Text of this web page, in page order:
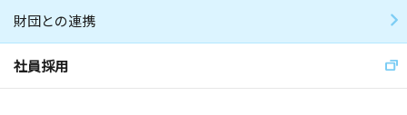
財団との連携
社員採用